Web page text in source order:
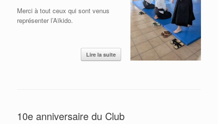
Merci à tout ceux qui sont venus
représenter l’Aïkido.
Lire la suite
10e anniversaire du Club